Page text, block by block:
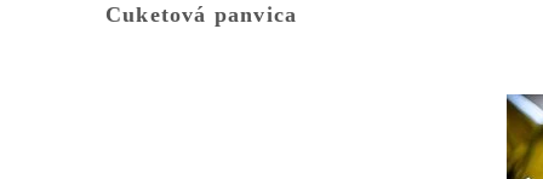
Cuketová panvica